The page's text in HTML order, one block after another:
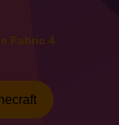
Fabric 4